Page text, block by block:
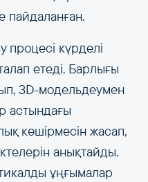
пайдаланған.
процесі күрделі
етеді. Барлығы
3D-модельдеумен
астындағы
көшірмесін жасап,
анықтайды.
ұңғымалар